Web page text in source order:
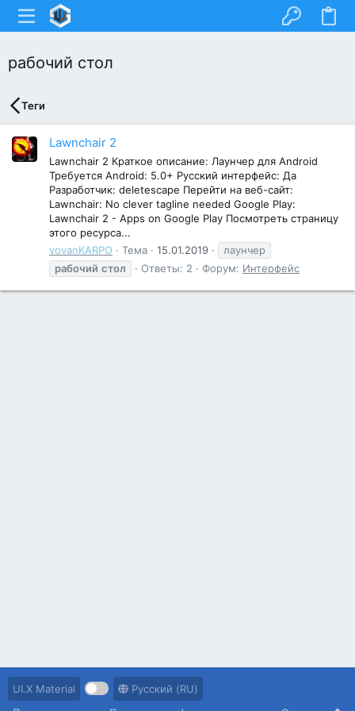
рабочий стол
Теги
Lawnchair 2
Lawnchair 2 Краткое описание: Лаунчер для Android
Требуется Android: 5.0+ Русский интерфейс: Да
Разработчик: deletescape Перейти на веб-сайт:
Lawnchair: No clever tagline needed Google Play:
Lawnchair 2 - Apps on Google Play Посмотреть страницу
этого ресурса...
vovanKARPO
Тема 15.01.2019
лаунчер
рабочий стол Ответы: 2 Форум: Интерфейс
UI.X Material
Русский (RU)